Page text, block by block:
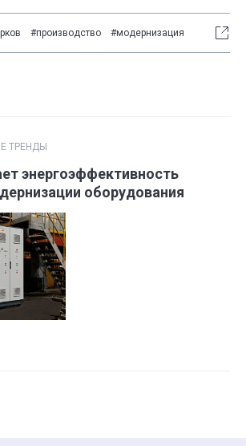
#производство #модернизация
ТРЕНДЫ
энергоэффективность
оборудования